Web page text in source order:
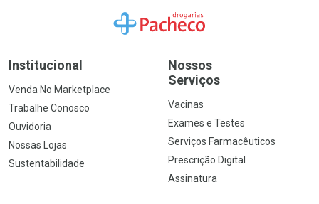
Ir para a Home
Institucional
Venda No Marketplace
Trabalhe Conosco
Ouvidoria
Nossas Lojas
Sustentabilidade
Nossos
Serviços
Vacinas
Exames e Testes
Serviços Farmacêuticos
Prescrição Digital
Assinatura